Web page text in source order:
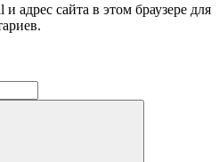
адрес сайта в этом браузере для